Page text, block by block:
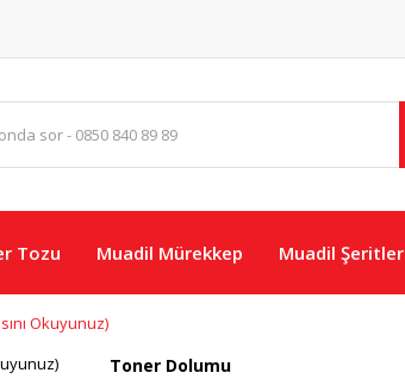
Tozu Muadil Mürekkep Muadil Şeritler
Okuyunuz)
Toner Dolumu